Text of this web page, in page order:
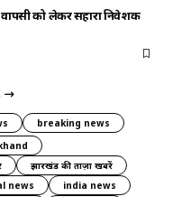
को लेकर सहारा निवेशक
breaking news
झारखंड की ताज़ा खबरें
news
india news